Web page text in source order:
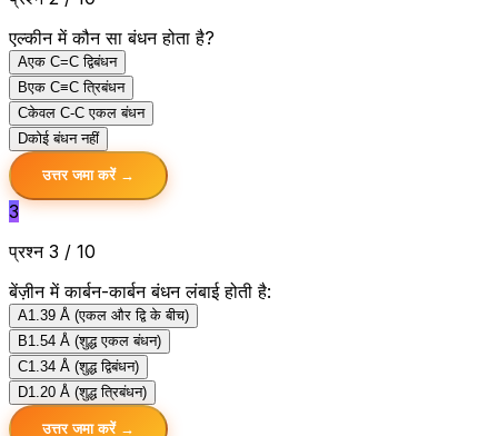
एल्कीन में कौन सा बंधन होता है?
Aएक C=C द्विबंधन
Bएक C≡C त्रिबंधन
Cकेवल C-C एकल बंधन
Dकोई बंधन नहीं
उत्तर जमा करें →
3
प्रश्न 3 / 10
बेंज़ीन में कार्बन-कार्बन बंधन लंबाई होती है:
A1.39 Å (एकल और द्वि के बीच)
B1.54 Å (शुद्ध एकल बंधन)
C1.34 Å (शुद्ध द्विबंधन)
D1.20 Å (शुद्ध त्रिबंधन)
उत्तर जमा करें →